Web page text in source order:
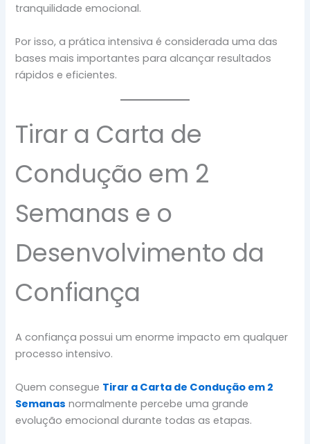
tranquilidade emocional.
Por isso, a prática intensiva é considerada uma das
bases mais importantes para alcançar resultados
rápidos e eficientes.
Tirar a Carta de
Condução em 2
Semanas e o
Desenvolvimento da
Confiança
A confiança possui um enorme impacto em qualquer
processo intensivo.
Quem consegue Tirar a Carta de Condução em 2
Semanas normalmente percebe uma grande
evolução emocional durante todas as etapas.